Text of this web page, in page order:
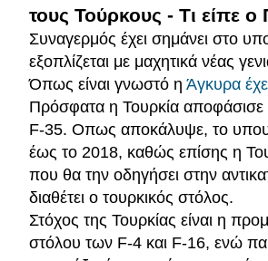
τους Τούρκους - Τι είπε
Συναγερμός έχει σημάνει στο
εξοπλίζεται με μαχητικά νέας
Όπως είναι γνωστό η Άγκυρα
Πρόσφατα η Τουρκία αποφάσισε
F-35. Οπως αποκάλυψε, το
έως το 2018, καθώς επίσης η
που θα την οδηγήσει στην
διαθέτει ο τουρκικός στόλος.
Στόχος της Τουρκίας είναι η
στόλου των F-4 και F-16, ενώ